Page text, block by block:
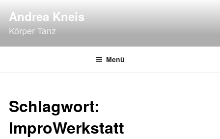
Inhalt
springen
Andrea Kneis
Körper Tanz
Menü
Schlagwort:
ImproWerkstatt